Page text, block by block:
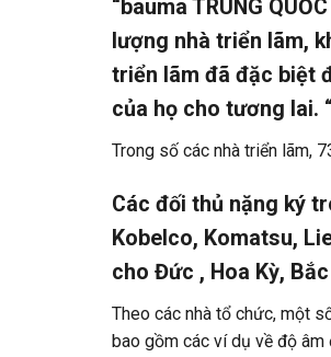
“bauma TRUNG
lượng nhà triển lãm,
triển lãm đã đặc biệt
của họ cho tương lai.
Trong số các nhà triển lãm,
Các đối thủ nặng ký
Kobelco, Komatsu,
cho Đức , Hoa Kỳ,
Theo các nhà tổ chức, một
bao gồm các ví dụ về độ